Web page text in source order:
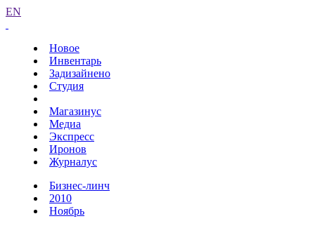
EN
Новое
Инвентарь
Задизайнено
Студия
Магазинус
Медиа
Экспресс
Иронов
Журналус
Бизнес-линч
2010
Ноябрь